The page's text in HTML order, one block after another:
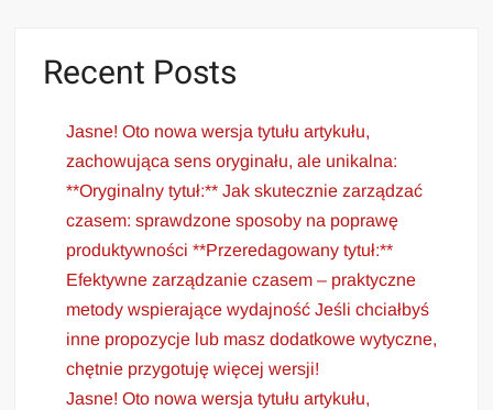
Recent Posts
Jasne! Oto nowa wersja tytułu artykułu,
zachowująca sens oryginału, ale unikalna:
**Oryginalny tytuł:** Jak skutecznie zarządzać
czasem: sprawdzone sposoby na poprawę
produktywności **Przeredagowany tytuł:**
Efektywne zarządzanie czasem – praktyczne
metody wspierające wydajność Jeśli chciałbyś
inne propozycje lub masz dodatkowe wytyczne,
chętnie przygotuję więcej wersji!
Jasne! Oto nowa wersja tytułu artykułu,